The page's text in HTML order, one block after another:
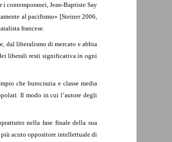
contemporanei, Jean-Baptiste Say
al pacifismo» [Steiner 2006,
francese.
dal liberalismo di mercato e abbia
liberali resti significativa in ogni
che burocrazia e classe media
Il modo in cui l’autore degli
nella fase finale della sua
acuto oppositore intellettuale di